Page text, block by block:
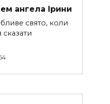
ангела Ірини
свято, коли
сказати